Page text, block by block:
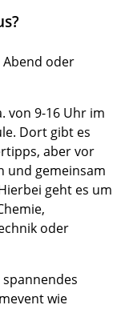
Abend oder
von 9-16 Uhr im
Dort gibt es
aber vor
und gemeinsam
geht es um
oder
wie